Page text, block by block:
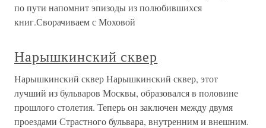
по пути напомнит эпизоды из полюбившихся
книг.Сворачиваем с Моховой
Нарышкинский сквер
Нарышкинский сквер Нарышкинский сквер, этот
лучший из бульваров Москвы, образовался в половине
прошлого столетия. Теперь он заключен между двумя
проездами Страстного бульвара, внутренним и внешним.